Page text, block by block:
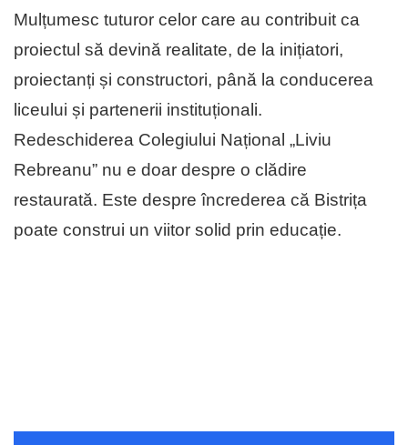
Mulțumesc tuturor celor care au contribuit ca
proiectul să devină realitate, de la inițiatori,
proiectanți și constructori, până la conducerea
liceului și partenerii instituționali.
Redeschiderea Colegiului Național „Liviu
Rebreanu” nu e doar despre o clădire
restaurată. Este despre încrederea că Bistrița
poate construi un viitor solid prin educație.